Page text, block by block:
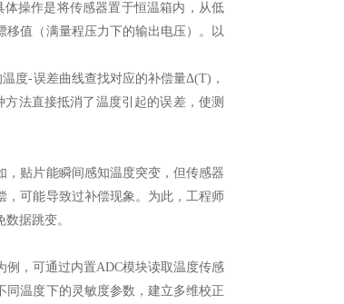
操作是将传感器置于恒温箱内，从低
值（满量程压力下的输出电压）。以
度-误差曲线查找对应的补偿量Δ(T)，
方法直接抵消了温度引起的误差，使测
贴片能瞬间感知温度突变，但传感器
，可能导致过补偿现象。为此，工程师
据跳变。
，可通过内置ADC模块读取温度传感
温度下的灵敏度参数，建立多维校正